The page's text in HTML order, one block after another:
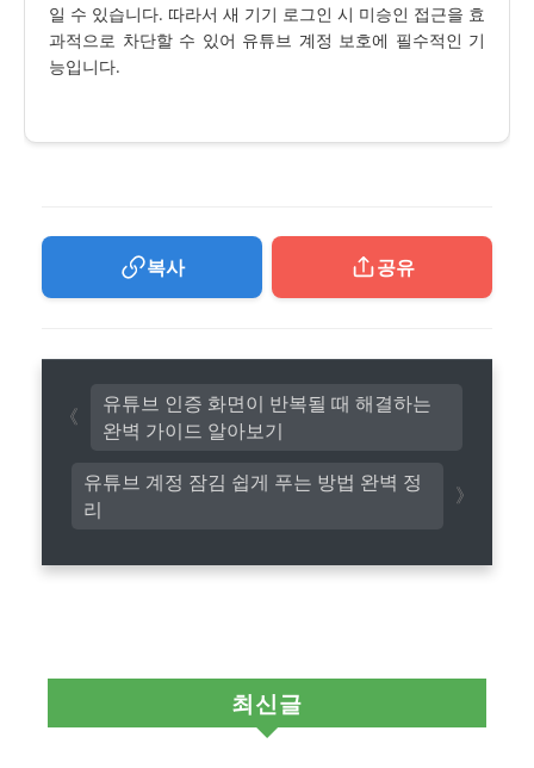
일 수 있습니다. 따라서 새 기기 로그인 시 미승인 접근을 효
과적으로 차단할 수 있어 유튜브 계정 보호에 필수적인 기
능입니다.
복사 공유
유튜브 계정 잠김 쉽게 푸는 방법 완벽 정
리
유튜브 인증 화면이 반복될 때 해결하는
완벽 가이드 알아보기
최신글